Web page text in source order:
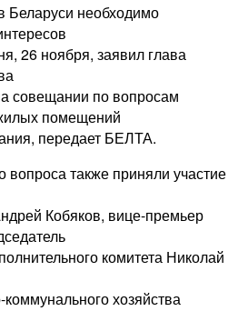
Беларуси необходимо
26 ноября, заявил глава
совещании по вопросам
помещений
передает БЕЛТА.
вопроса также приняли участие
Кобяков, вице-премьер
комитета Николай
хозяйства